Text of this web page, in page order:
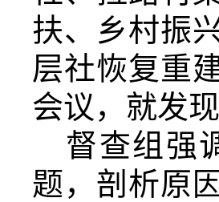
扶、乡村振
层社恢复重
会议 ， 就发
督查组强
题，剖析原